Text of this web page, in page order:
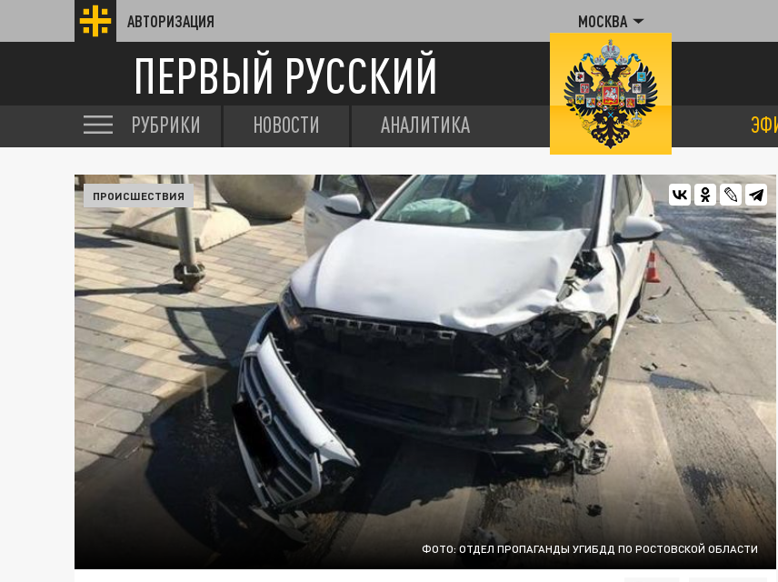
АВТОРИЗАЦИЯ МОСКВА
ПЕРВЫЙ РУССКИЙ
РУБРИКИ НОВОСТИ АНАЛИТИКА
ФОТО: ОТДЕЛ ПРОПАГАНДЫ УГИБДД ПО РОСТОВСКОЙ ОБЛАСТИ
ПРОИСШЕСТВИЯ